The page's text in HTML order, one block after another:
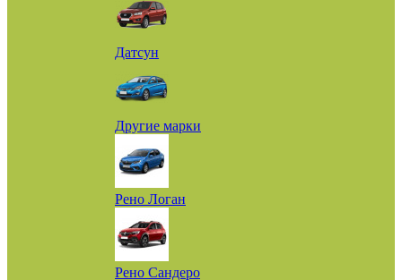
Датсун
Другие марки
Рено Логан
Рено Сандеро